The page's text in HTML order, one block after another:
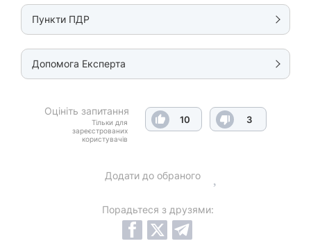
Пункти ПДР
Допомога Експерта
Оцініть запитання
Тільки для
зареєстрованих
користувачів
10 3
Додати до обраного
Порадьтеся з друзями: